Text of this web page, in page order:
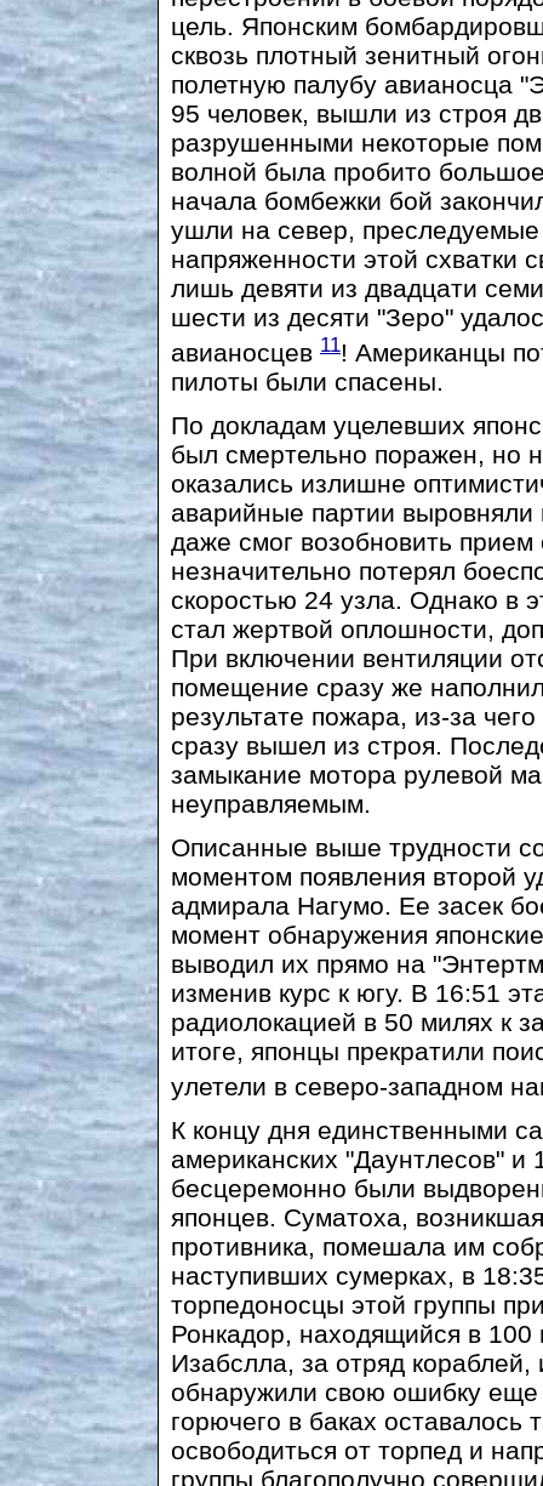
цель. Японским
сквозь плотный зенитный
полетную палубу авианосца
95 человек, вышли из строя
разрушенными некоторые
волной была пробито
начала бомбежки бой
ушли на север,
напряженности этой
лишь девяти из двадцати
шести из десяти "Зеро"
авианосцев 11! Американцы
пилоты были спасены.
По докладам уцелевших
был смертельно поражен, но
оказались излишне
аварийные партии
даже смог возобновить
незначительно потерял
скоростью 24 узла. Однако в
стал жертвой оплошности,
При включении вентиляции
помещение сразу же
результате пожара, из-за
сразу вышел из строя.
замыкание мотора рулевой
неуправляемым.
Описанные выше трудности
моментом появления второй
адмирала Нагумо. Ее засек
момент обнаружения
выводил их прямо на
изменив курс к югу. В 16:51
радиолокацией в 50 милях к
итоге, японцы прекратили
улетели в северо-западном
К концу дня единственными
американских "Даунтлесов"
бесцеремонно были
японцев. Суматоха,
противника, помешала им
наступивших сумерках, в
торпедоносцы этой группы
Ронкадор, находящийся в
Изабслла, за отряд
обнаружили свою ошибку еще
горючего в баках
освободиться от торпед и
группы благополучно